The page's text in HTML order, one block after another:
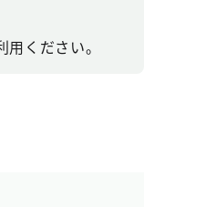
ください。